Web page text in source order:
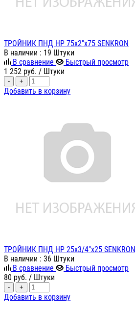
ТРОЙНИК ПНД НР 75х2"х75 SENKRON
В наличии : 19 Штуки
В сравнение
Быстрый просмотр
1 252 руб. / Штуки
- +
Добавить в корзину
ТРОЙНИК ПНД НР 25х3/4"х25 SENKRON
В наличии : 36 Штуки
В сравнение
Быстрый просмотр
80 руб. / Штуки
- +
Добавить в корзину